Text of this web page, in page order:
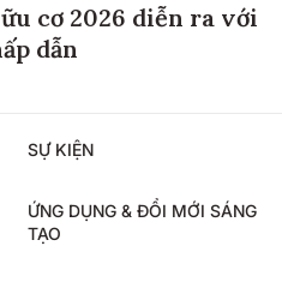
cơ 2026 diễn ra với
dẫn
SỰ KIỆN
ỨNG DỤNG & ĐỔI MỚI SÁNG
TẠO